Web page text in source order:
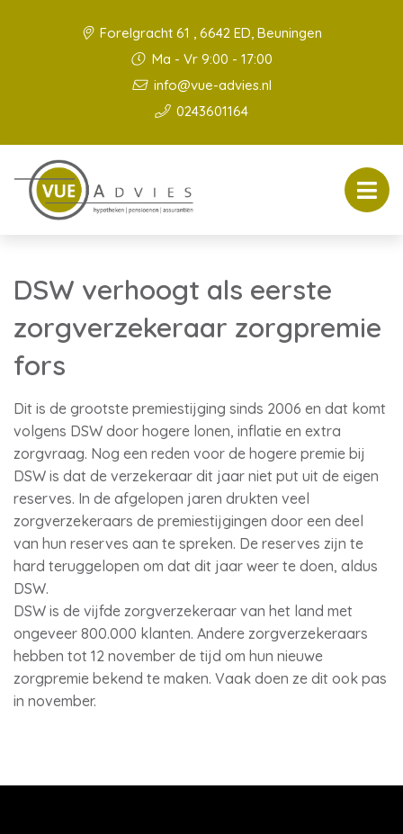
Forelgracht 61 , 6642 ED, Beuningen
Ma - Vr 9:00 - 17:00
info@vue-advies.nl
0243601164
DSW verhoogt als eerste
zorgverzekeraar zorgpremie
fors
Dit is de grootste premiestijging sinds 2006 en dat komt
volgens DSW door hogere lonen, inflatie en extra
zorgvraag. Nog een reden voor de hogere premie bij
DSW is dat de verzekeraar dit jaar niet put uit de eigen
reserves. In de afgelopen jaren drukten veel
zorgverzekeraars de premiestijgingen door een deel
van hun reserves aan te spreken. De reserves zijn te
hard teruggelopen om dat dit jaar weer te doen, aldus
DSW.
DSW is de vijfde zorgverzekeraar van het land met
ongeveer 800.000 klanten. Andere zorgverzekeraars
hebben tot 12 november de tijd om hun nieuwe
zorgpremie bekend te maken. Vaak doen ze dit ook pas
in november.